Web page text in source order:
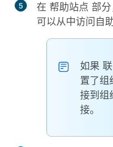
在 帮助站点 部
可以从中访问自
如果
置了组
接到组
接。